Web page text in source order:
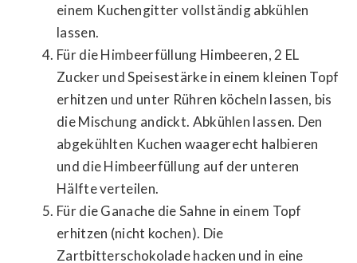
einem Kuchengitter vollständig abkühlen
lassen.
Für die Himbeerfüllung Himbeeren, 2 EL
Zucker und Speisestärke in einem kleinen Topf
erhitzen und unter Rühren köcheln lassen, bis
die Mischung andickt. Abkühlen lassen. Den
abgekühlten Kuchen waagerecht halbieren
und die Himbeerfüllung auf der unteren
Hälfte verteilen.
Für die Ganache die Sahne in einem Topf
erhitzen (nicht kochen). Die
Zartbitterschokolade hacken und in eine